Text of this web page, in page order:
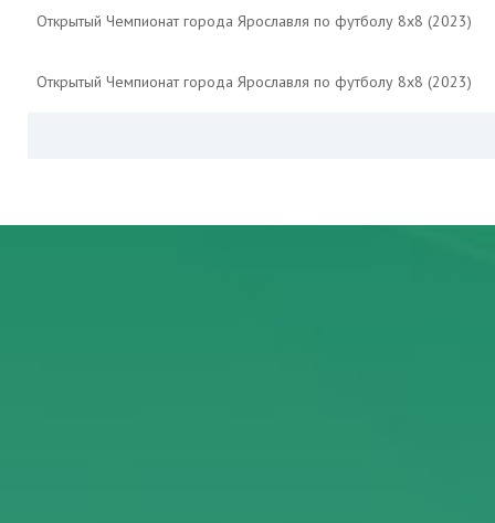
Открытый Чемпионат города Ярославля по футболу 8х8 (2023)
Открытый Чемпионат города Ярославля по футболу 8х8 (2023)